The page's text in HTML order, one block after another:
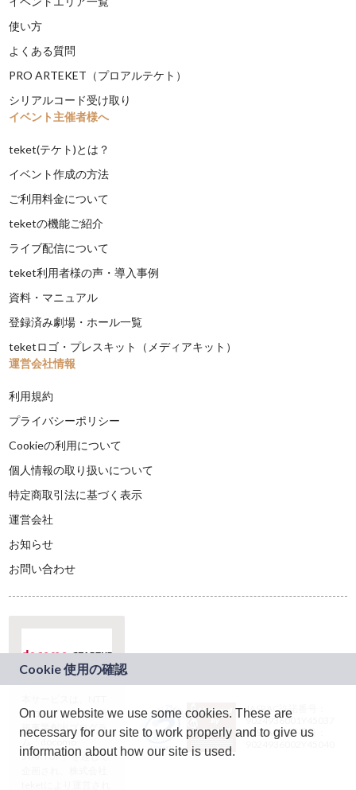
使い方
よくある質問
PRO ARTEKET（プロアルテケト）
シリアルコード受け取り
イベント主催者様へ
teket(テケト)とは？
イベント作成の方法
ご利用料金について
teketの機能ご紹介
ライブ配信について
teket利用者様の声・導入事例
資料・マニュアル
登録済み劇場・ホール一覧
teketロゴ・プレスキット（メディアキット）
運営会社情報
利用規約
プライバシーポリシー
Cookieの利用について
個人情報の取り扱いについて
特定商取引法に基づく表示
運営会社
お知らせ
お問い合わせ
ドコモグループの新
規事業創出プログラ
ム「docomo
STARTUP」を通じて
JASRAC許諾番号：
9024936001Y45037
JASRAC許諾番号：
On our website we use some cookies. These are
necessary for our site to work properly and to give us
information about how our site is used.